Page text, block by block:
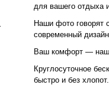
для вашего отдыха
Наши фото говорят
современный
Ваш комфорт — наш
Круглосуточное
быстро и без хлопот.